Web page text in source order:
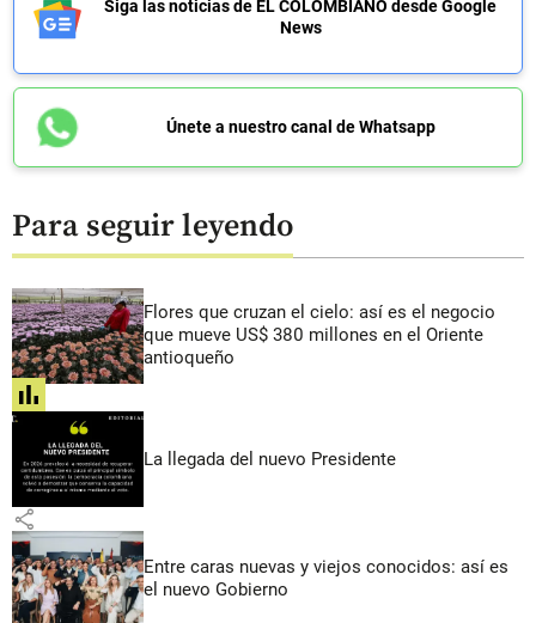
Siga las noticias de EL COLOMBIANO desde Google
News
Únete a nuestro canal de Whatsapp
Para seguir leyendo
Flores que cruzan el cielo: así es el negocio
que mueve US$ 380 millones en el Oriente
antioqueño
share
La llegada del nuevo Presidente
share
Entre caras nuevas y viejos conocidos: así es
el nuevo Gobierno